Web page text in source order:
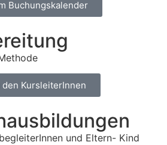
Buchungskalender
den KursleiterInnen
und Eltern- Kind